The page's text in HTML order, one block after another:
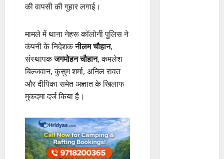
की वापसी की गुहार लगाई।
मामले में थाना नेहरू कॉलोनी पुलिस ने
कंपनी के निदेशकनीलम चौहान,
संस्थापकजगमोहन चौहान, कमलेश
बिल्जवान, कुसुम शर्मा, अनिल रावत
और दीपिका समेत अज्ञात के खिलाफ
मुकदमा दर्ज किया है।